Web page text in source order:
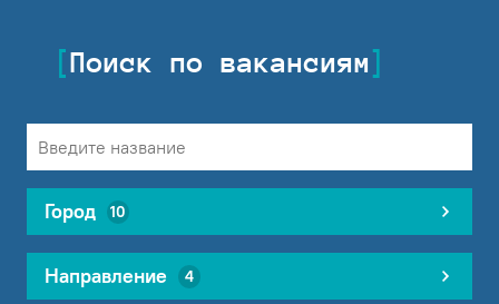
Поиск по вакансиям
Город 10
Направление 4